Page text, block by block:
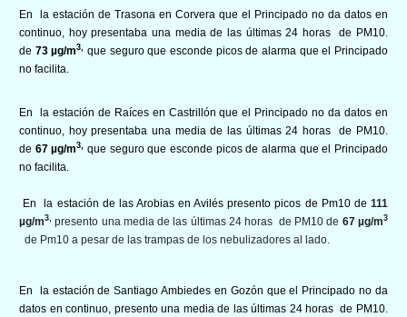
En la estación de Trasona en Corvera que el Principado no da datos en
continuo, hoy presentaba una media de las últimas 24 horas de PM10.
de 73 µg/m3, que seguro que esconde picos de alarma que el Principado
no facilita.
En la estación de Raíces en Castrillón que el Principado no da datos en
continuo, hoy presentaba una media de las últimas 24 horas de PM10.
de 67 µg/m3, que seguro que esconde picos de alarma que el Principado
no facilita.
En la estación de las Arobias en Avilés presento picos de Pm10 de 111
µg/m3, presento una media de las últimas 24 horas de PM10 de 67 µg/m3
de Pm10 a pesar de las trampas de los nebulizadores al lado.
En la estación de Santiago Ambiedes en Gozón que el Principado no da
datos en continuo, presento una media de las últimas 24 horas de PM10.